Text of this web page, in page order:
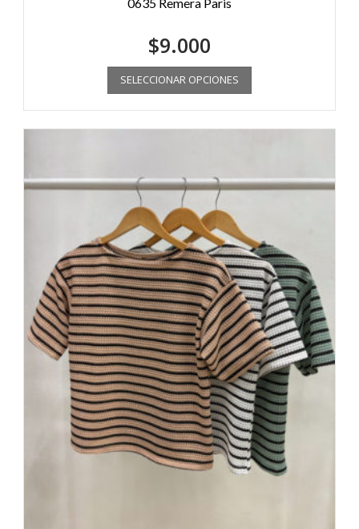
$9.000
SELECCIONAR OPCIONES